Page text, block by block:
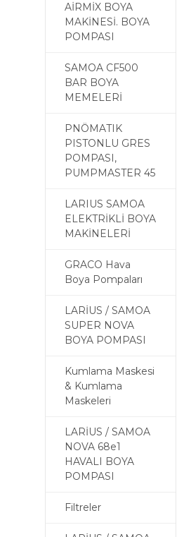
AİRMİX BOYA
MAKİNESİ. BOYA
POMPASI
SAMOA CF500
BAR BOYA
MEMELERİ
PNÖMATIK
PISTONLU GRES
POMPASI,
PUMPMASTER 45
LARIUS SAMOA
ELEKTRİKLİ BOYA
MAKİNELERİ
GRACO Hava
Boya Pompaları
LARİUS / SAMOA
SUPER NOVA
BOYA POMPASI
Kumlama Maskesi
& Kumlama
Maskeleri
LARİUS / SAMOA
NOVA 68e1
HAVALI BOYA
POMPASI
Filtreler